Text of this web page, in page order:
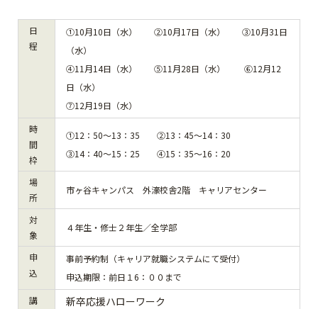
日
程
①10月10日（水） ②10月17日（水） ③10月31日
（水）
④11月14日（水） ⑤11月28日（水） ⑥12月12
日（水）
⑦12月19日（水）
時
間
枠
①12：50～13：35 ②13：45～14：30
③14：40～15：25 ④15：35～16：20
場
所
市ヶ谷キャンパス 外濠校舎2階 キャリアセンター
対
象
４年生・修士２年生／全学部
申
込
事前予約制（キャリア就職システムにて受付）
申込期限：前日１6：００まで
講
新卒応援ハローワーク